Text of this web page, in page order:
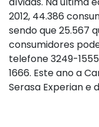
2012, 44.386
sendo que 25.567
consumidores
telefone 3249-
1666. Este ano a
Serasa Experian e